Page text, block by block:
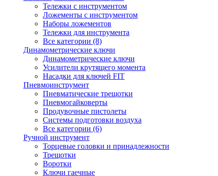
Тележки с инструментом
Ложементы с инструментом
Наборы ложементов
Тележки для инструмента
Все категории (8)
Динамометрические ключи
Динамометрические ключи
Усилители крутящего момента
Насадки для ключей FIT
Пневмоинструмент
Пневматические трещотки
Пневмогайковерты
Продувочные пистолеты
Системы подготовки воздуха
Все категории (6)
Ручной инструмент
Торцевые головки и принадлежности
Трещотки
Воротки
Ключи гаечные